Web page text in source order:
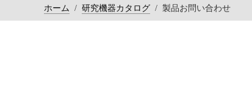
ホーム / 研究機器カタログ / 製品お問い合わせ